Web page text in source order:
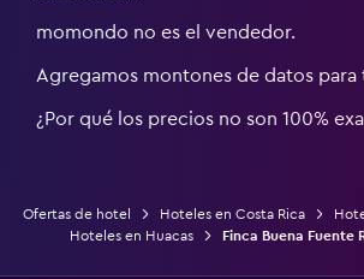
momondo no es el vendedor.
Agregamos montones de datos para
¿Por qué los precios no son 100%
Ofertas de hotel Hoteles en Costa Rica
Hoteles en Huacas
Finca Buena Fuente